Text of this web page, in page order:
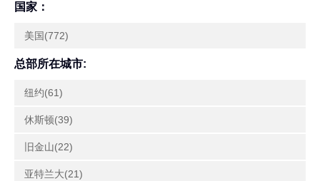
国家：
美国(772)
总部所在城市:
纽约(61)
休斯顿(39)
旧金山(22)
亚特兰大(21)